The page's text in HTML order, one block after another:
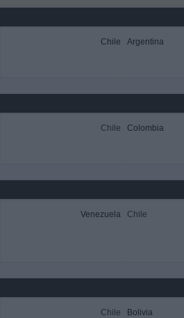
Chile Argentina
Chile Colombia
Venezuela Chile
Chile Bolivia